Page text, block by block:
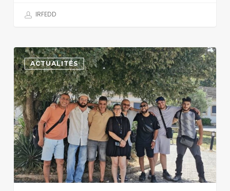
IRFEDD
ACTUALITÉS
Une
fois
encore,
carton
plein
pour
les
apprenants
de
l’IRFEDD
qui